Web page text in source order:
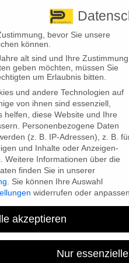
So finden Sie unsStandorte
Wir bieten
bleibt
seit Januar 2022 mit einem
Der Verband der
bevor Sie unsere
können.
alt sind und Ihre Zustimmung
geben möchten, müssen Sie
um Erlaubnis bitten.
und andere Technologien auf
von ihnen sind essenziell,
helfen, diese Website und Ihre
Personenbezogene Daten
(z. B. IP-Adressen), z. B.
und Inhalte oder Anzeigen-
Weitere Informationen über die
finden Sie in unserer
Sie können Ihre Auswahl
widerrufen oder anpassen.
akzeptieren
Nur